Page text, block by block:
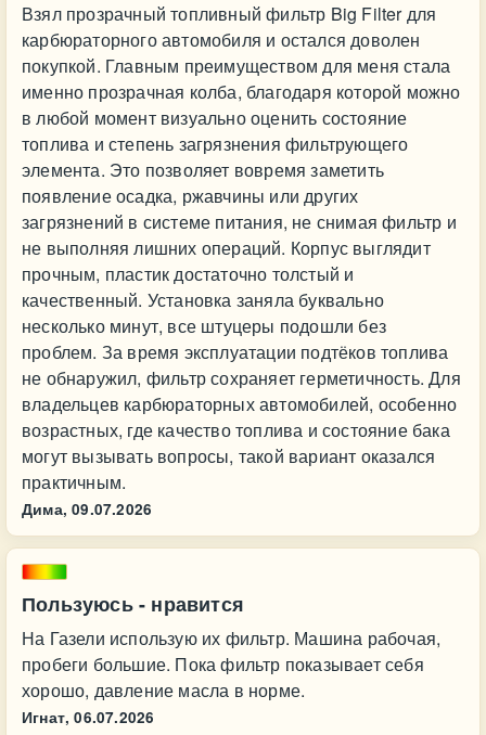
Взял прозрачный топливный фильтр Big Filter для
карбюраторного автомобиля и остался доволен
покупкой. Главным преимуществом для меня стала
именно прозрачная колба, благодаря которой можно
в любой момент визуально оценить состояние
топлива и степень загрязнения фильтрующего
элемента. Это позволяет вовремя заметить
появление осадка, ржавчины или других
загрязнений в системе питания, не снимая фильтр и
не выполняя лишних операций. Корпус выглядит
прочным, пластик достаточно толстый и
качественный. Установка заняла буквально
несколько минут, все штуцеры подошли без
проблем. За время эксплуатации подтёков топлива
не обнаружил, фильтр сохраняет герметичность. Для
владельцев карбюраторных автомобилей, особенно
возрастных, где качество топлива и состояние бака
могут вызывать вопросы, такой вариант оказался
практичным.
Дима, 09.07.2026
Пользуюсь - нравится
На Газели использую их фильтр. Машина рабочая,
пробеги большие. Пока фильтр показывает себя
хорошо, давление масла в норме.
Игнат, 06.07.2026